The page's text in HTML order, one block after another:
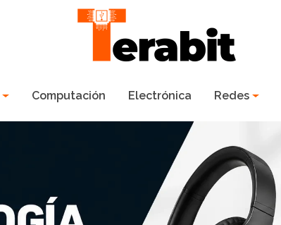
Computación Electrónica Redes